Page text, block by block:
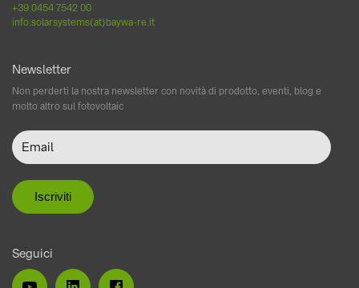
+39 0454 7542 00
info.solarsystems(at)baywa-re.it
Newsletter
Non perderti la nostra newsletter con novità di prodotto, eventi, blog e
molto altro sul fotovoltaic
Seguici